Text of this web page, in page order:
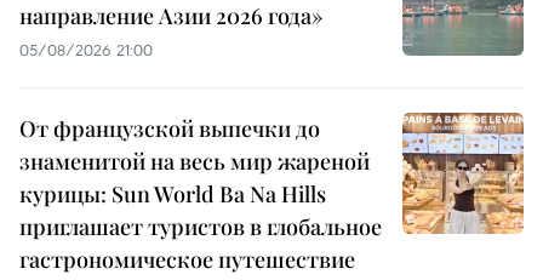
направление Азии 2026 года»
05/08/2026 21:00
От французской выпечки до
знаменитой на весь мир жареной
курицы: Sun World Ba Na Hills
приглашает туристов в глобальное
гастрономическое путешествие